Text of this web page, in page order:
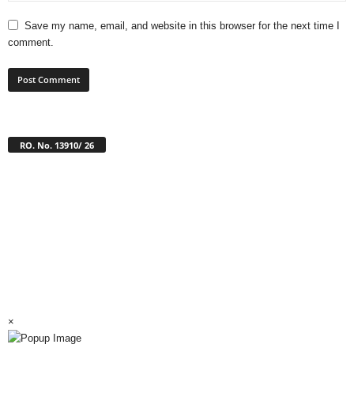
Save my name, email, and website in this browser for the next time I
comment.
RO. No. 13910/ 26
×